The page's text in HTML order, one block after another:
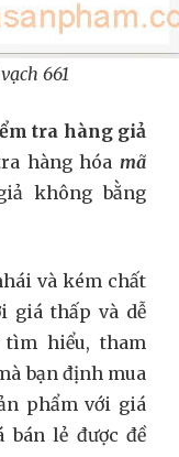
661
tra hàng giả
hàng hóa mã
không bằng
và kém chất
giá thấp và dễ
tìm hiểu, tham
bạn định mua
phẩm với giá
lẻ được đề